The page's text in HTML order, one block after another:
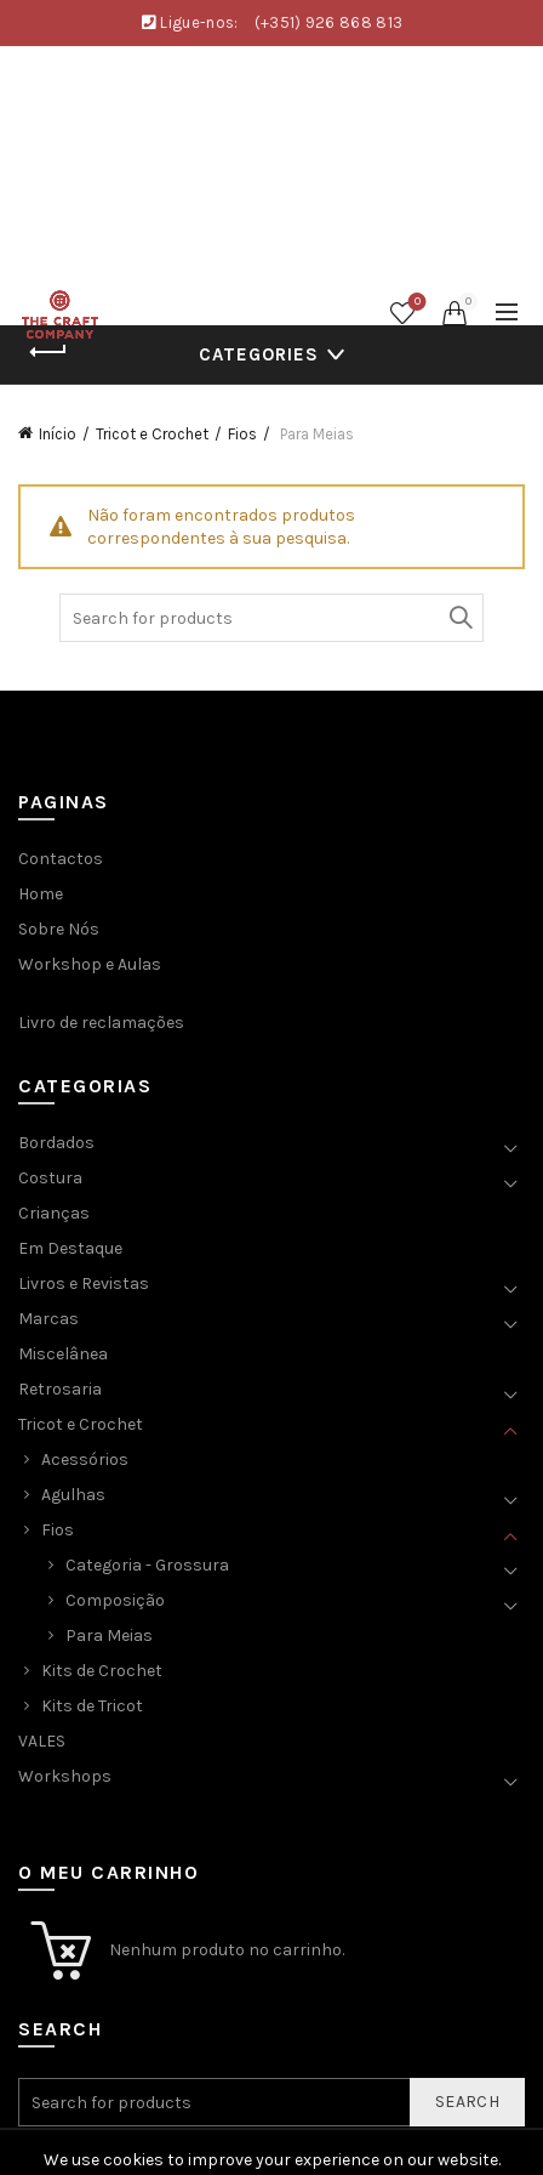
Ligue-nos: (+351) 926 868 813
0 0
CATEGORIES
Início Tricot e Crochet Fios Para Meias
Não foram encontrados produtos
correspondentes à sua pesquisa.
PAGINAS
Contactos
Home
Sobre Nós
Workshop e Aulas
Livro de reclamações
CATEGORIAS
Bordados
Costura
Crianças
Em Destaque
Livros e Revistas
Marcas
Miscelânea
Retrosaria
Tricot e Crochet
Acessórios
Agulhas
Fios
Categoria - Grossura
Composição
Para Meias
Kits de Crochet
Kits de Tricot
VALES
Workshops
O MEU CARRINHO
Nenhum produto no carrinho.
SEARCH
SEARCH
We use cookies to improve your experience on our website.